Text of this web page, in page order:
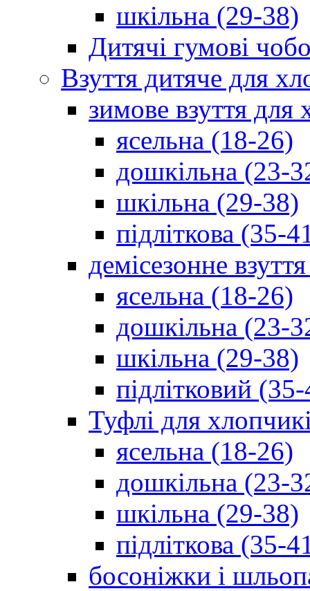
шкільна (29-38)
Дитячі гумові
Взуття дитяче для
зимове взуття для
ясельна (18-26)
дошкільна (23-
шкільна (29-38)
підліткова (35-
демісезонне
ясельна (18-26)
дошкільна (23-
шкільна (29-38)
підлітковий
Туфлі для
ясельна (18-26)
дошкільна (23-
шкільна (29-38)
підліткова (35-
босоніжки і